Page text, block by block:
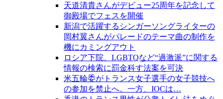
天道清貴さんがデビュー25周年を記念して
御殿場でフェスを開催
新潟で活躍するシンガーソングライターの
岡村翼さんがパレードのテーマ曲の制作を
機にカミングアウト
ロシア下院、LGBTQなど“過激派”に関する
情報の検索に罰金科す法案を可決
米五輪委がトランス女子選手の女子競技へ
の参加を禁止へ。一方、IOCは…